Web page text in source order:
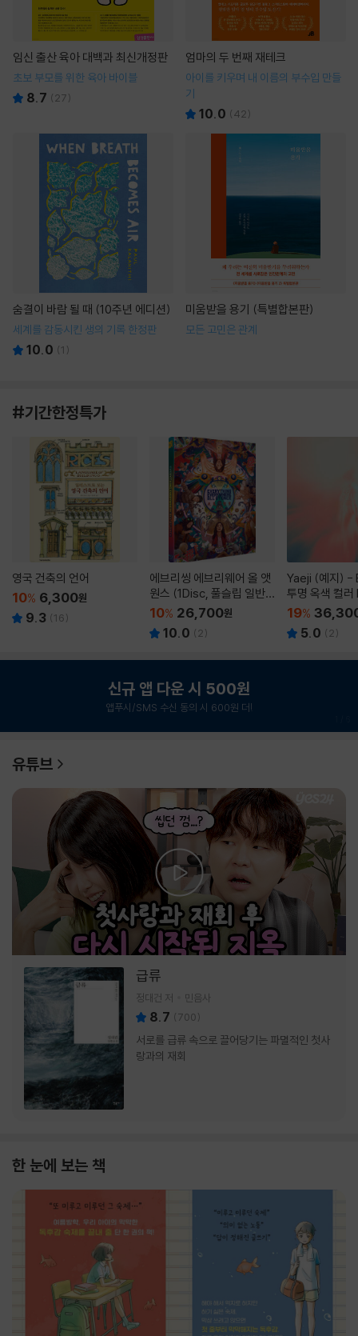
임신 출산 육아 대백과 최신개정판
초보 부모를 위한 육아 바이블
8.7 ( 27)
엄마의 두 번째 재테크
아이를 키우며 내 이름의 부수입 만들
기
10.0 (42)
숨결이 바람 될 때 (10주년 에디션)
세계를 감동시킨 생의 기록 한정판
10.0 (1 )
미움받을 용기 (특별합본판)
모든 고민은 관계
#기간한정특가
영국 건축의 언어
10% 6,300원
9.3 (16)
에브리씽 에브리웨어 올 앳
원스 (1Disc, 풀슬립 일반
판) : 블루레이
10% 26,700원
10.0 ( 2)
Yaeji (예지) -
투명 옥색 컬
19%
5.0 ( 2)
신규 앱 다운 시 500원
앱푸시/SMS 수신 동의 시 600원 더!
유튜브
급류
정대건 저 민음사
8.7 (700)
서로를 급류 속으로 끌어당기는 파멸적인 첫사
랑과의 재회
한 눈에 보는 책